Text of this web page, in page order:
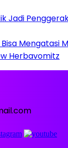
Jadi
Mengatasi
Herbavomitz